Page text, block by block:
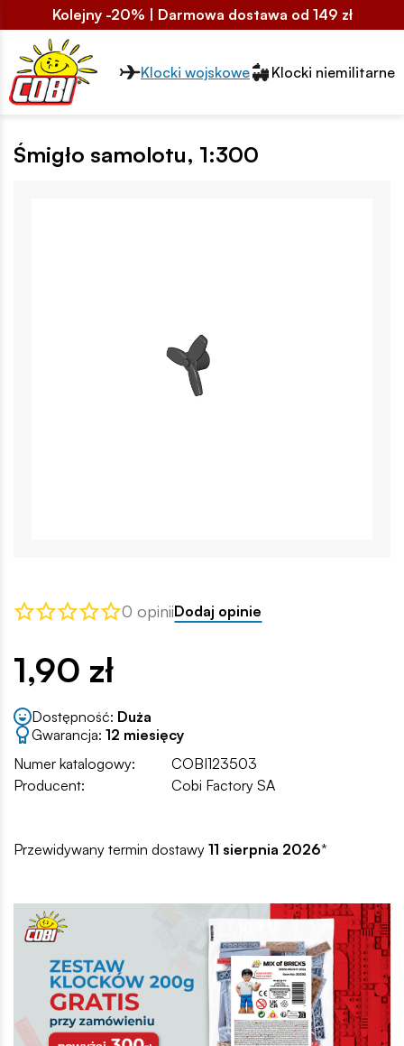
Kolejny -20% | Darmowa dostawa od 149 zł
Przełącznik segmentów2
Klocki wojskowe Klocki niemilitarne
Śmigło samolotu, 1:300
0 opiniiDodaj opinie
1,90 zł
Dostępność: Duża
Gwarancja: 12 miesięcy
Numer katalogowy:
COBI123503
Producent:
Cobi Factory SA
Przewidywany termin dostawy 11 sierpnia 2026*